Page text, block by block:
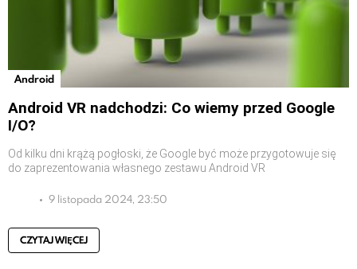
Android
Android VR nadchodzi: Co wiemy przed Google
I/O?
Od kilku dni krążą pogłoski, że Google być może przygotowuje się
do zaprezentowania własnego zestawu Android VR
9 listopada 2024, 23:50
CZYTAJ WIĘCEJ